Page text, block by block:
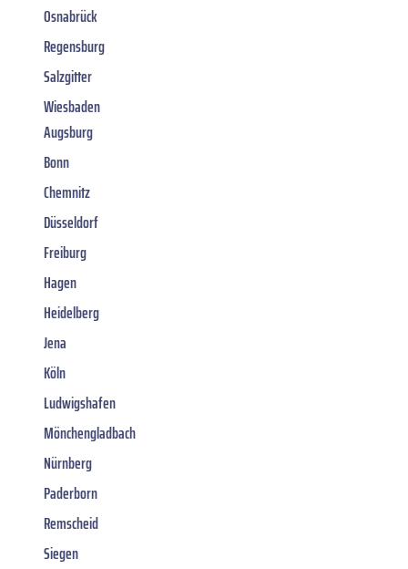
Osnabrück
Regensburg
Salzgitter
Wiesbaden
Augsburg
Bonn
Chemnitz
Düsseldorf
Freiburg
Hagen
Heidelberg
Jena
Köln
Ludwigshafen
Mönchengladbach
Nürnberg
Paderborn
Remscheid
Siegen